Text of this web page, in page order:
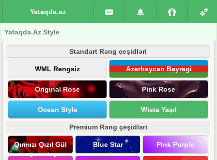
Yataqda.az
Yataqda.Az Style
Standart Rəng çeşidləri
WML Rengsiz Azerbaycan Bayragi
Original Rose Pink Rose
Ocean Style Wista Yaşıl
Premium Rəng çeşidləri
Qırmızı Qızıl Gül Blue Star Pink Purple